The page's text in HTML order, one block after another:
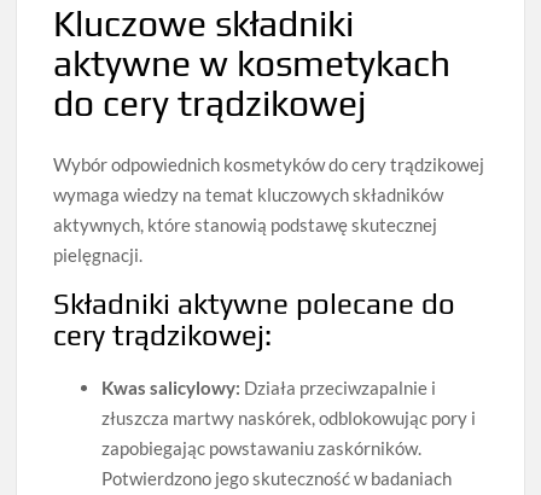
Kluczowe składniki
aktywne w kosmetykach
do cery trądzikowej
Wybór odpowiednich kosmetyków do cery trądzikowej
wymaga wiedzy na temat kluczowych składników
aktywnych, które stanowią podstawę skutecznej
pielęgnacji.
Składniki aktywne polecane do
cery trądzikowej:
Kwas salicylowy: Działa przeciwzapalnie i
złuszcza martwy naskórek, odblokowując pory i
zapobiegając powstawaniu zaskórników.
Potwierdzono jego skuteczność w badaniach